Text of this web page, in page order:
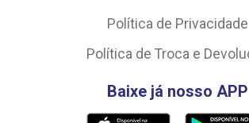
Política de Privacidade
Política de Troca e
Baixe já nosso APP